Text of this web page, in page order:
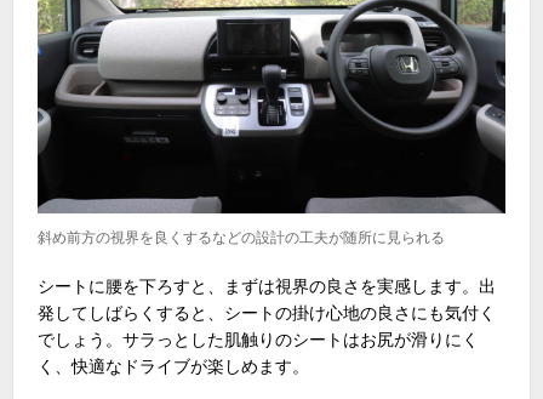
斜め前方の視界を良くするなどの設計の工夫が随所に見られる
シートに腰を下ろすと、まずは視界の良さを実感します。出
発してしばらくすると、シートの掛け心地の良さにも気付く
でしょう。サラっとした肌触りのシートはお尻が滑りにく
く、快適なドライブが楽しめます。